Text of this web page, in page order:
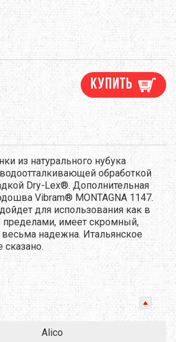
Купить
из натурального нубука
обработкой
Dry-Lex®. Дополнительная
Vibram® MONTAGNA 1147.
для использования как в
пределами, имеет скромный,
надежна. Итальянское
сказано.
Alico